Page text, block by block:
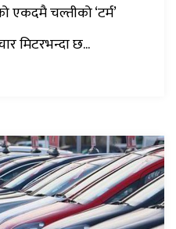
एकदमै चल्तीको ‘टर्म’
मिटरभन्दा छ...